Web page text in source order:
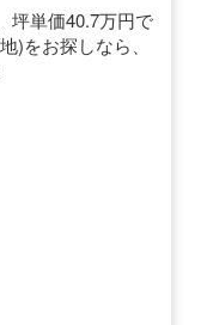
坪単価40.7万円で
)をお探しなら、